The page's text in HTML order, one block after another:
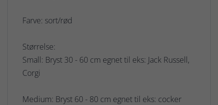
Farve: sort/rød
Størrelse:
Small: Bryst 30 - 60 cm egnet til eks: Jack Russell,
Corgi
Medium: Bryst 60 - 80 cm egnet til eks: cocker